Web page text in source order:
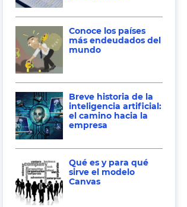
Conoce los países
más endeudados del
mundo
Breve historia de la
inteligencia artificial:
el camino hacia la
empresa
Qué es y para qué
sirve el modelo
Canvas